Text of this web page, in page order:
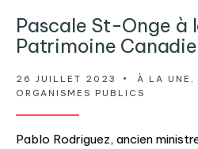
Pascale St-Onge à
Patrimoine
26 JUILLET 2023 • À LA UNE ,
ORGANISMES PUBLICS
Pablo Rodriguez, ancien